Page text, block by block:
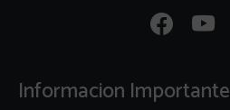
Informacion Importante